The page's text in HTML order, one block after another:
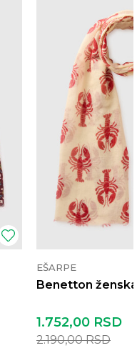
EŠARPE
Benetton
1.752,00 RSD
2.190,00RSD